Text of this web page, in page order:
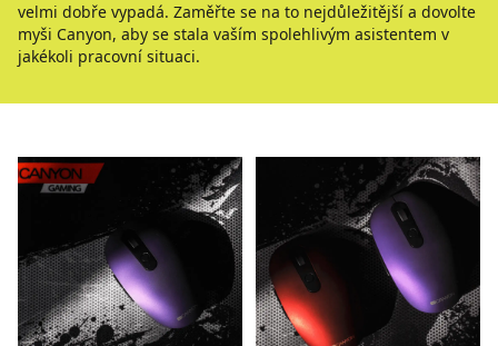
velmi dobře vypadá. Zaměřte se na to nejdůležitější a dovolte
myši Canyon, aby se stala vaším spolehlivým asistentem v
jakékoli pracovní situaci.